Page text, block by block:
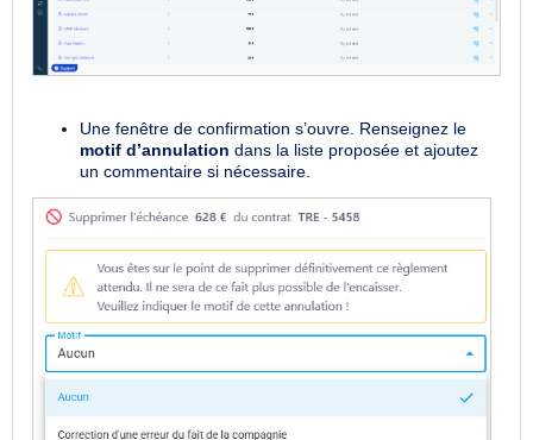
Une fenêtre de confirmation s’ouvre. Renseignez le
motif d’annulation dans la liste proposée et ajoutez
un commentaire si nécessaire.